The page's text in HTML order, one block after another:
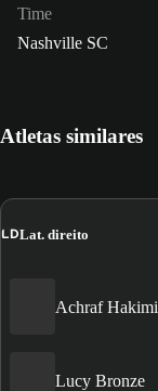
Time
Nashville SC
Atletas similares
LDLat. direito
Achraf Hakimi
Lucy Bronze